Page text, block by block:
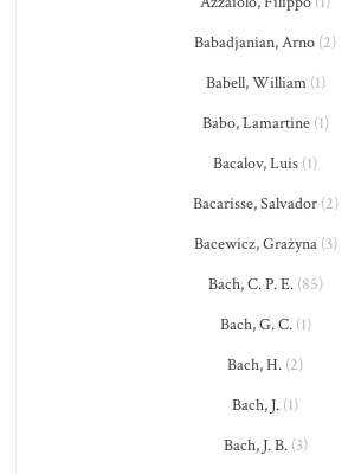
Babadjanian, Arno (2)
Babell, William(1)
Babo, Lamartine(1)
Bacalov, Luis (1)
Bacarisse, Salvador(2)
Bacewicz, Grażyna(3)
Bach, C. P. E.(85)
Bach, G. C.(1)
Bach, H. (2)
Bach, J. (1)
Bach, J. B.(3)